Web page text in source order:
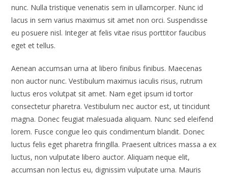
nunc. Nulla tristique venenatis sem in ullamcorper. Nunc id
lacus in sem varius maximus sit amet non orci. Suspendisse
eu posuere nisl. Integer at felis vitae risus porttitor faucibus
eget et tellus.
Aenean accumsan urna at libero finibus finibus. Maecenas
non auctor nunc. Vestibulum maximus iaculis risus, rutrum
luctus eros volutpat sit amet. Nam eget ipsum id tortor
consectetur pharetra. Vestibulum nec auctor est, ut tincidunt
magna. Donec feugiat malesuada aliquam. Nunc sed eleifend
lorem. Fusce congue leo quis condimentum blandit. Donec
luctus felis eget pharetra fringilla. Praesent ultrices massa a ex
luctus, non vulputate libero auctor. Aliquam neque elit,
accumsan non lectus eu, dignissim vulputate urna. Mauris